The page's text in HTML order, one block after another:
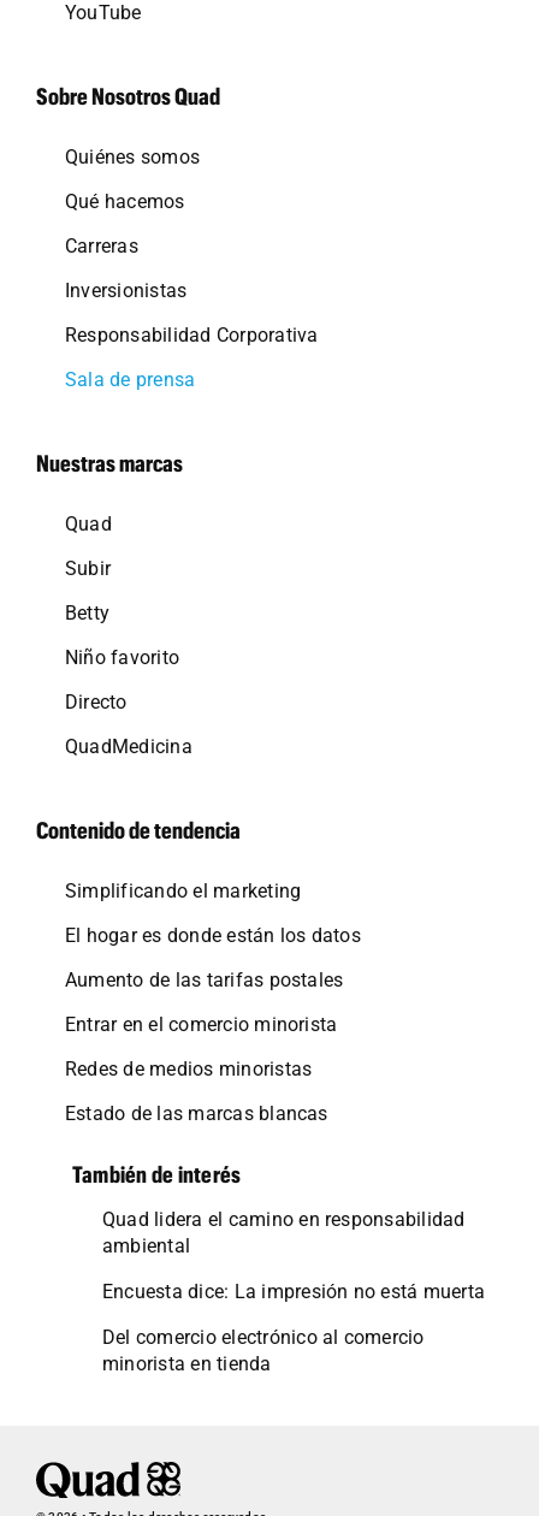
YouTube
Sobre Nosotros Quad
Quiénes somos
Qué hacemos
Carreras
Inversionistas
Responsabilidad Corporativa
Sala de prensa
Nuestras marcas
Quad
Subir
Betty
Niño favorito
Directo
QuadMedicina
Contenido de tendencia
Simplificando el marketing
El hogar es donde están los datos
Aumento de las tarifas postales
Entrar en el comercio minorista
Redes de medios minoristas
Estado de las marcas blancas
También de interés
Quad lidera el camino en responsabilidad
ambiental
Encuesta dice: La impresión no está muerta
Del comercio electrónico al comercio
minorista en tienda